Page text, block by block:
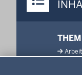
der